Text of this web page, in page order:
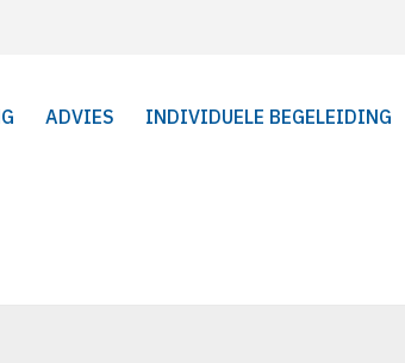
ADVIES INDIVIDUELE BEGELEIDING